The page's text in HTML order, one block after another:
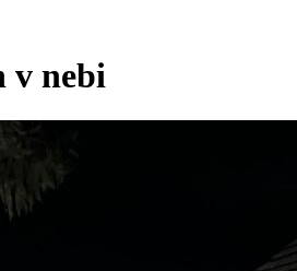
v nebi